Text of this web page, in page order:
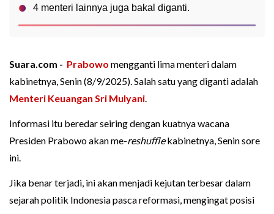
4 menteri lainnya juga bakal diganti.
Suara.com - Prabowo mengganti lima menteri dalam
kabinetnya, Senin (8/9/2025). Salah satu yang diganti adalah
Menteri Keuangan Sri Mulyani.
Informasi itu beredar seiring dengan kuatnya wacana
Presiden Prabowo akan me-reshufflekabinetnya, Senin sore
ini.
Jika benar terjadi, ini akan menjadi kejutan terbesar dalam
sejarah politik Indonesia pasca reformasi, mengingat posisi